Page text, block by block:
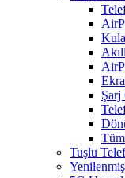
Şarj
Tuşlu